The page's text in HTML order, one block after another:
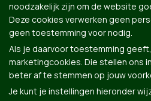
noodzakelijk zijn om de website
Deze cookies verwerken geen
geen toestemming voor nodig.
Als je daarvoor toestemming
marketingcookies. Die stellen ons
beter af te stemmen op jouw
Je kunt je instellingen hieronder